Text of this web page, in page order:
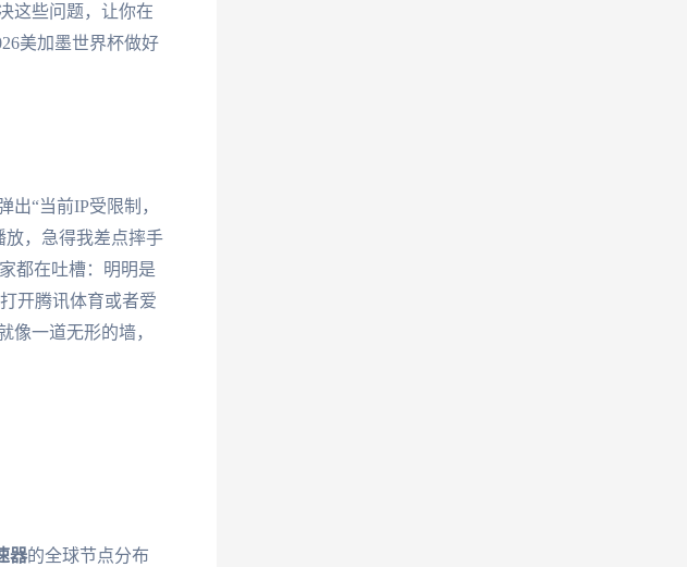
这些问题，让你在
美加墨世界杯做好
“当前IP受限制，
放，急得我差点摔手
都在吐槽：明明是
开腾讯体育或者爱
像一道无形的墙，
器的全球节点分布